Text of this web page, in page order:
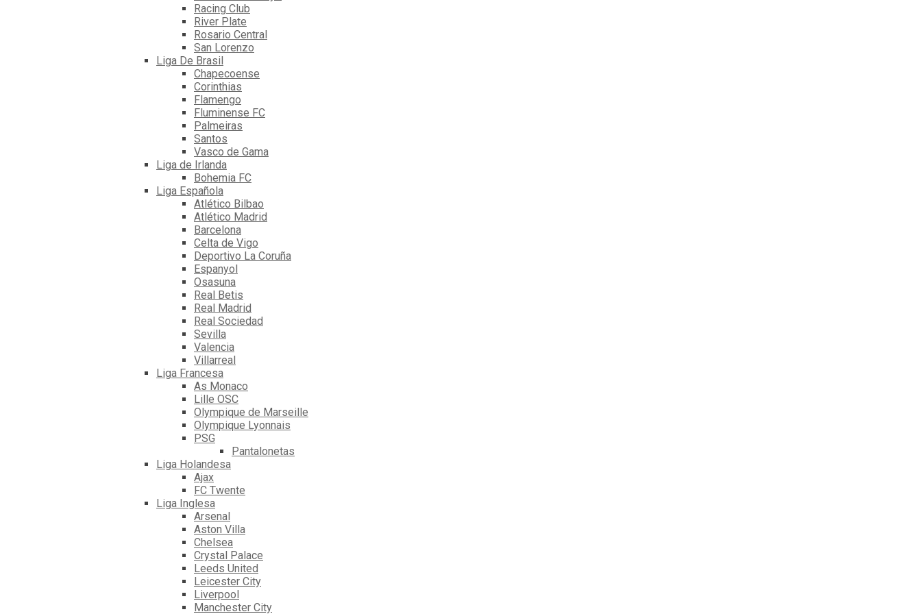
Racing Club
River Plate
Rosario Central
San Lorenzo
Liga De Brasil
Chapecoense
Corinthias
Flamengo
Fluminense FC
Palmeiras
Santos
Vasco de Gama
Liga de Irlanda
Bohemia FC
Liga Española
Atlético Bilbao
Atlético Madrid
Barcelona
Celta de Vigo
Deportivo La Coruña
Espanyol
Osasuna
Real Betis
Real Madrid
Real Sociedad
Sevilla
Valencia
Villarreal
Liga Francesa
As Monaco
Lille OSC
Olympique de Marseille
Olympique Lyonnais
PSG
Pantalonetas
Liga Holandesa
Ajax
FC Twente
Liga Inglesa
Arsenal
Aston Villa
Chelsea
Crystal Palace
Leeds United
Leicester City
Liverpool
Manchester City